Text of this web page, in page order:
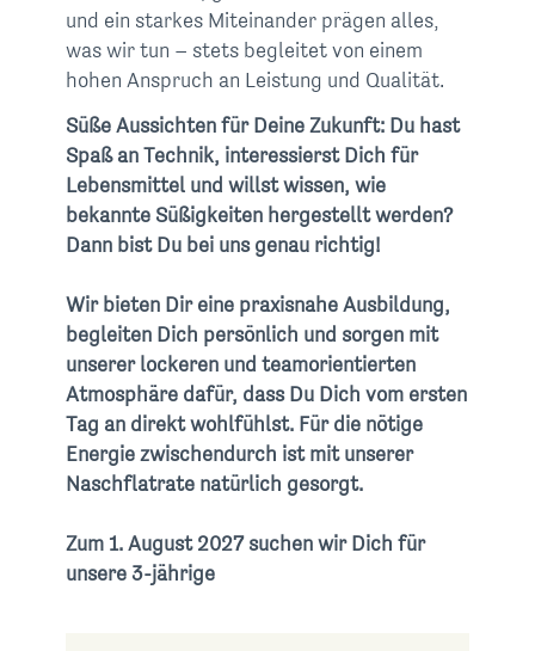
und ein starkes Miteinander prägen alles,
was wir tun – stets begleitet von einem
hohen Anspruch an Leistung und Qualität.
Süße Aussichten für Deine Zukunft: Du hast
Spaß an Technik, interessierst Dich für
Lebensmittel und willst wissen, wie
bekannte Süßigkeiten hergestellt werden?
Dann bist Du bei uns genau richtig!
Wir bieten Dir eine praxisnahe Ausbildung,
begleiten Dich persönlich und sorgen mit
unserer lockeren und teamorientierten
Atmosphäre dafür, dass Du Dich vom ersten
Tag an direkt wohlfühlst. Für die nötige
Energie zwischendurch ist mit unserer
Naschflatrate natürlich gesorgt.
Zum 1. August 2027 suchen wir Dich für
unsere 3-jährige